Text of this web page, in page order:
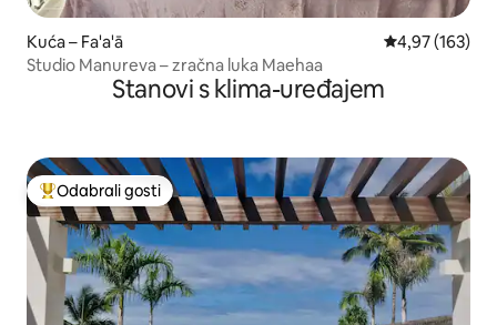
Kuća – Fa'a'ā Prosječna
4,97 (163)
Studio Manureva – zračna luka Maehaa
Stanovi s klima-uređajem
Među najviše rangiranima s oznakom „Odabrali gosti”
Odabrali gosti